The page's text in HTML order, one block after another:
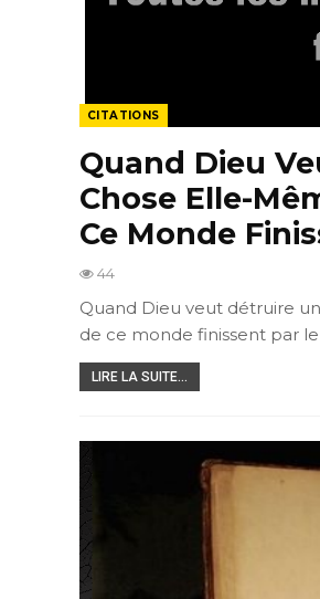
CITATIONS
Quand Dieu
Chose Elle-
Ce Monde
44
Quand Dieu veut détruire
de ce monde finissent par
LIRE LA SUITE...